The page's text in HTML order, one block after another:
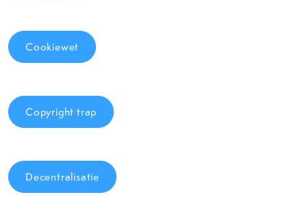
Cookiewet
Copyright trap
Decentralisatie